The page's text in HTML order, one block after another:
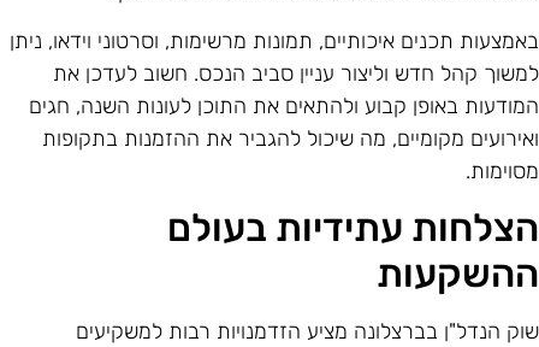
תכנים איכותיים, תמונות מרשימות, וסרטוני וידאו, ניתן
קהל חדש וליצור עניין סביב הנכס. חשוב לעדכן את
באופן קבוע ולהתאים את התוכן לעונות השנה, חגים
מקומיים, מה שיכול להגביר את ההזמנות בתקופות
עתידיות בעולם
הנדל"ן בברצלונה מציע הזדמנויות רבות למשקיעים